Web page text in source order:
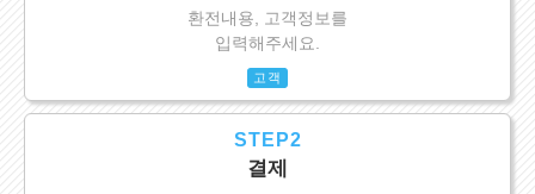
환전내용, 고객정보를
입력해주세요.
고객
STEP2
결제